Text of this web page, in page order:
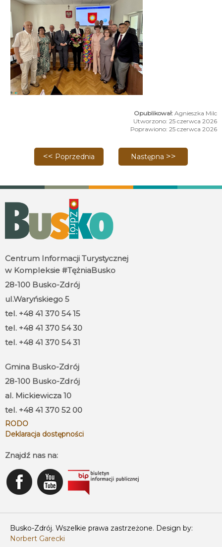
Agnieszka Milc
Utworzono: 25 czerwca 2026
Poprawiono: 25 czerwca 2026
Poprzednia strona: Życzenia z okazji zakończenia
Poprzednia Następna strona:
Następna
Centrum Informacji Turystycznej
w Kompleksie #TężniaBusko
28-100 Busko-Zdrój
ul.Waryńskiego 5
tel. +48 41 370 54 15
tel. +48 41 370 54 30
tel. +48 41 370 54 31
Gmina Busko-Zdrój
28-100 Busko-Zdrój
al. Mickiewicza 10
tel. +48 41 370 52 00
RODO
Deklaracja dostępności
Znajdź nas na:
Busko-Zdrój. Wszelkie prawa zastrzeżone. Design by:
Norbert Garecki